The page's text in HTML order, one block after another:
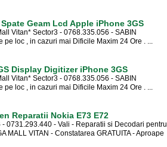
Geam Lcd Apple iPhone 3GS
Vitan* Sector3 - 0768.335.056 - SABIN
pe loc , in cazuri mai Dificile Maxim 24 Ore . ...
Display Digitizer iPhone 3GS
Vitan* Sector3 - 0768.335.056 - SABIN
pe loc , in cazuri mai Dificile Maxim 24 Ore . ...
Reparatii Nokia E73 E72
0731.293.440 - Vali - Reparatii si Decodari pentru
MALL VITAN - Constatarea GRATUITA - Aproape